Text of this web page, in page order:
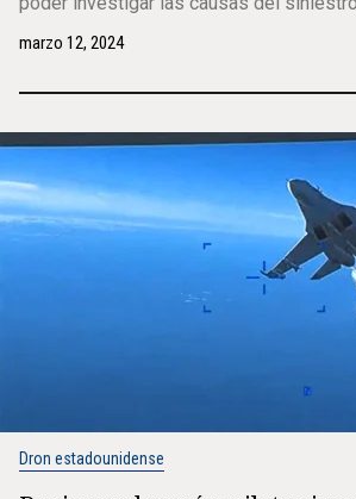
marzo 12, 2024
Dron estadounidense